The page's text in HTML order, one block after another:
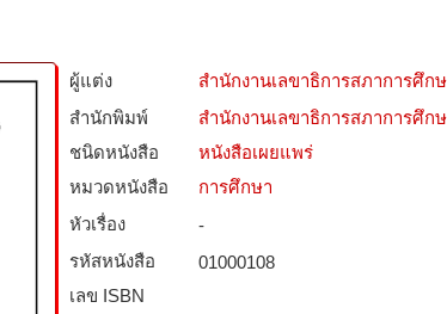
ผู้แต่ง
สำนักงานเลขาธิการสภาการศึก
สำนักพิมพ์
สำนักงานเลขาธิการสภาการศึก
ชนิดหนังสือ­
หนังสือเผยแพร่
หมวดหนังสือ­
การศึกษา
หัวเรื่อง
-
รหัสหนังสือ­
01000108
เลข ISBN